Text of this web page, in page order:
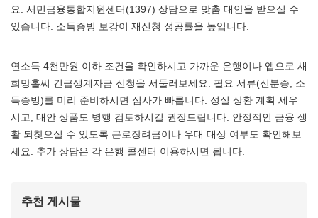
요. 서민금융통합지원센터(1397) 상담으로 맞춤 대안을 받으실 수
있습니다. 소득증빙 보강이 재신청 성공률을 높입니다.
연소득 4천만원 이하 조건을 확인하시고 가까운 은행이나 앱으로 새
희망홀씨 긴급생계자금 신청을 서둘러보세요. 필요 서류(신분증, 소
득증빙)를 미리 준비하시면 심사가 빠릅니다. 성실 상환 계획 세우
시고, 대안 상품도 병행 검토하시길 권장드립니다. 안정적인 금융 생
활 되찾으실 수 있도록 근로장려금이나 우대 대상 여부도 확인해보
세요. 추가 상담은 각 은행 콜센터 이용하시면 됩니다.
추천 게시물